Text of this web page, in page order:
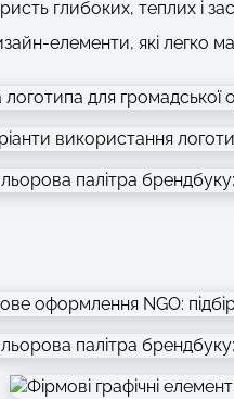
глибоких, теплих і
елементи, які легко